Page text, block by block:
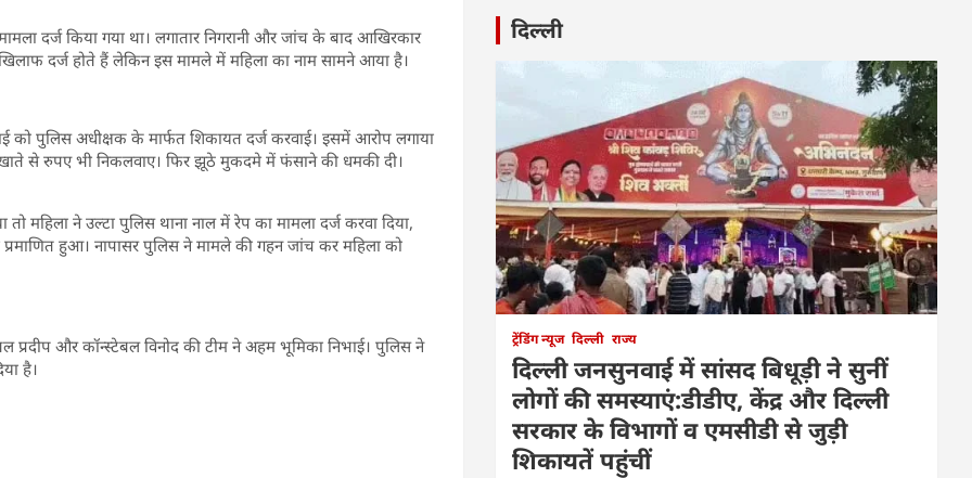
दर्ज किया गया था। लगातार निगरानी और जांच के बाद आखिरकार
दर्ज होते हैं लेकिन इस मामले में महिला का नाम सामने आया है।
को पुलिस अधीक्षक के मार्फत शिकायत दर्ज करवाई। इसमें आरोप लगाया
से रुपए भी निकलवाए। फिर झूठे मुकदमे में फंसाने की धमकी दी।
महिला ने उल्टा पुलिस थाना नाल में रेप का मामला दर्ज करवा दिया,
हुआ। नापासर पुलिस ने मामले की गहन जांच कर महिला को
प्रदीप और कॉन्स्टेबल विनोद की टीम ने अहम भूमिका निभाई। पुलिस ने
है।
दिल्ली
ट्रेंडिंग न्यूज दिल्ली राज्य
दिल्ली जनसुनवाई में सांसद बिधूड़ी ने सुनीं
लोगों की समस्याएं:डीडीए, केंद्र और दिल्ली
सरकार के विभागों व एमसीडी से जुड़ी
शिकायतें पहुंचीं